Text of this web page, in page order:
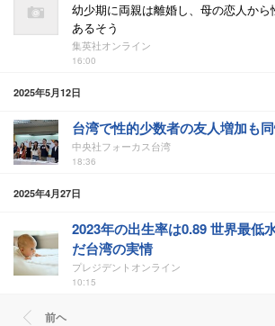
幼少期に両親は離婚し、母の恋人から
あるそう
集英社オンライン
16:00
2025年5月12日
台湾で性的少数者の友人増加も
中央社フォーカス台湾
18:36
2025年4月27日
2023年の出生率は0.89 世界最低
だ台湾の実情
プレジデントオンライン
10:15
前ヘ